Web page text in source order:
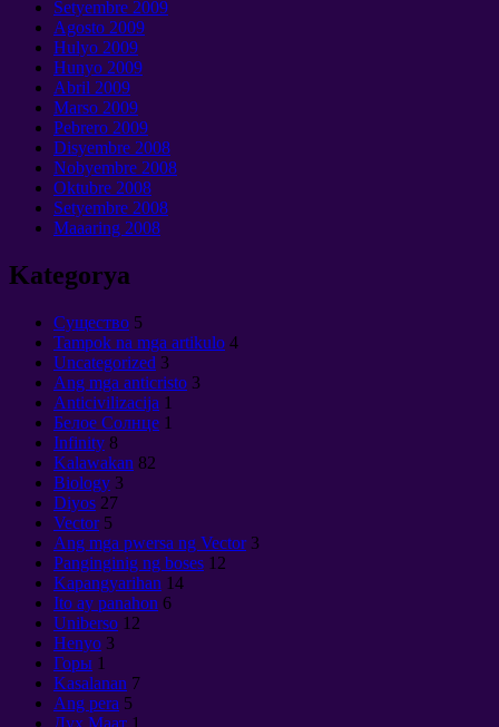
Setyembre 2009
Agosto 2009
Hulyo 2009
Hunyo 2009
Abril 2009
Marso 2009
Pebrero 2009
Disyembre 2008
Nobyembre 2008
Oktubre 2008
Setyembre 2008
Maaaring 2008
Kategorya
Cущество 5
Tampok na mga artikulo 4
Uncategorized 3
Ang mga anticristo 3
Anticivilizacija 1
Белое Солнце 1
Infinity 8
Kalawakan 82
Biology 3
Diyos 27
Vector 5
Ang mga pwersa ng Vector 3
Panginginig ng boses 12
Kapangyarihan 14
Ito ay panahon 6
Uniberso 12
Henyo 3
Горы 1
Kasalanan 7
Ang pera 5
Дух Маат 1